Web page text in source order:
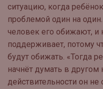
ситуацию, когда
проблемой один на
человек его обижают, и
поддерживает, потому
будут обижать. «Тогда
начнёт думать в другом
действительности он